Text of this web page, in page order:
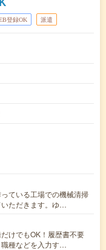
登録OK 派遣
ている工場での機械清掃
ただきます。ゆ…
けでもOK！履歴書不要
種などを入力す…